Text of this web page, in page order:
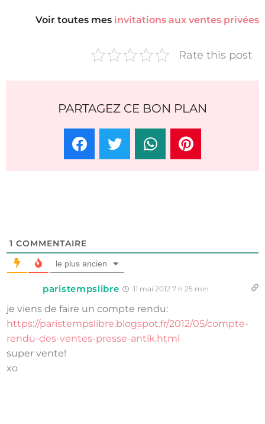
Voir toutes mes invitations aux ventes privées
Rate this post
PARTAGEZ CE BON PLAN
1 COMMENTAIRE
le plus ancien
paristempslibre 11 mai 2012 7 h 25 min
je viens de faire un compte rendu:
https://paristempslibre.blogspot.fr/2012/05/compte-
rendu-des-ventes-presse-antik.html
super vente!
xo